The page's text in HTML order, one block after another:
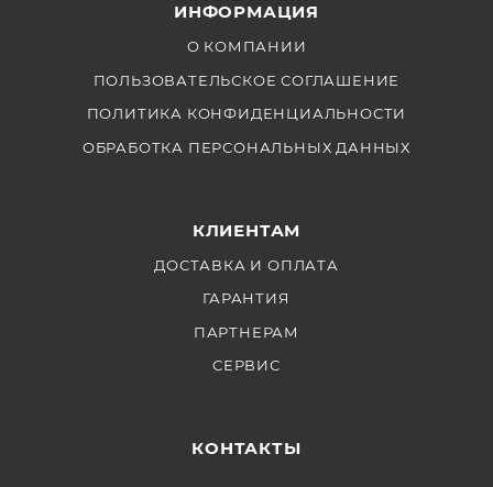
ИНФОРМАЦИЯ
О КОМПАНИИ
ПОЛЬЗОВАТЕЛЬСКОЕ СОГЛАШЕНИЕ
ПОЛИТИКА КОНФИДЕНЦИАЛЬНОСТИ
ОБРАБОТКА ПЕРСОНАЛЬНЫХ ДАННЫХ
КЛИЕНТАМ
ДОСТАВКА И ОПЛАТА
ГАРАНТИЯ
ПАРТНЕРАМ
СЕРВИС
КОНТАКТЫ